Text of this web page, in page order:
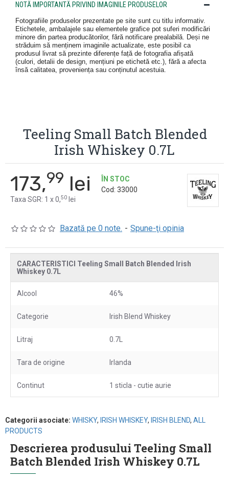
NOTĂ IMPORTANTĂ PRIVIND IMAGINILE PRODUSELOR
Fotografiile produselor prezentate pe site sunt cu titlu informativ.
Etichetele, ambalajele sau elementele grafice pot suferi modificări
minore din partea producătorilor, fără notificare prealabilă. Deși ne
străduim să menținem imaginile actualizate, este posibil ca
produsul livrat să prezinte diferențe față de fotografia afișată
(culori, detalii de design, mențiuni pe etichetă etc.), fără a afecta
însă calitatea, proveniența sau conținutul acestuia.
Teeling Small Batch Blended
Irish Whiskey 0.7L
Bazată pe 0 note. - Spune-ţi opinia
173,99 lei
Taxa SGR: 1 x 0,50 lei
ÎN STOC
Cod: 33000
CARACTERISTICI Teeling Small Batch Blended Irish
Whiskey 0.7L
Alcool 46%
Categorie Irish Blend Whiskey
Litraj 0.7L
Tara de origine Irlanda
Continut 1 sticla - cutie aurie
Categorii asociate: WHISKY, IRISH WHISKEY, IRISH BLEND, ALL
PRODUCTS
Descrierea produsului Teeling Small
Batch Blended Irish Whiskey 0.7L